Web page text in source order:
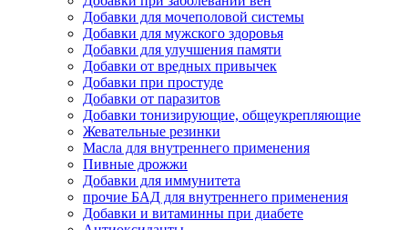
Добавки для мочеполовой системы
Добавки для мужского здоровья
Добавки для улучшения памяти
Добавки от вредных привычек
Добавки при простуде
Добавки от паразитов
Добавки тонизирующие, общеукрепляющие
Жевательные резинки
Масла для внутреннего применения
Пивные дрожжи
Добавки для иммунитета
прочие БАД для внутреннего применения
Добавки и витаминны при диабете